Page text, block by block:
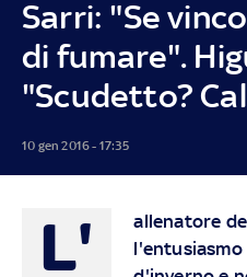
Sarri: "Se
di fumare".
"Scudetto?
10 gen 2016 - 17:35
L'
allenatore